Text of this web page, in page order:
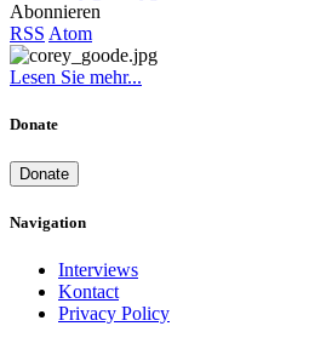
Abonnieren
RSS Atom
Lesen Sie mehr...
Donate
Donate
Navigation
Interviews
Kontact
Privacy Policy